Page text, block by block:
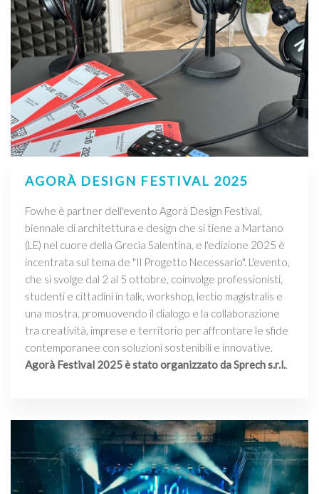
AGORÀ DESIGN FESTIVAL 2025
Fowhe è partner dell'evento Agorà Design Festival,
biennale di architettura e design che si tiene a Martano
(LE) nel cuore della Grecìa Salentina, e l'edizione 2025 è
incentrata sul tema de "Il Progetto Necessario". L'evento,
che si svolge dal 2 al 5 ottobre, coinvolge professionisti,
studenti e cittadini in talk, workshop, lectio magistralis e
una mostra, promuovendo il dialogo e la collaborazione
tra creatività, imprese e territorio per affrontare le sfide
contemporanee con soluzioni sostenibili e innovative.
Agorà Festival 2025 è stato organizzato da Sprech s.r.l..